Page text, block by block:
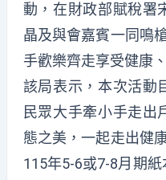
動，在財政部賦稅署
晶及與會嘉賓一同鳴
手歡樂齊走享受健康
該局表示，本次活動
民眾大手牽小手走出
態之美，一起走出健
115年5-6或7-8月期